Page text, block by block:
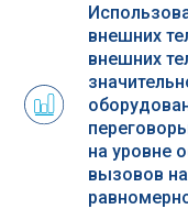
внешних
внешних
на уровне
вызовов